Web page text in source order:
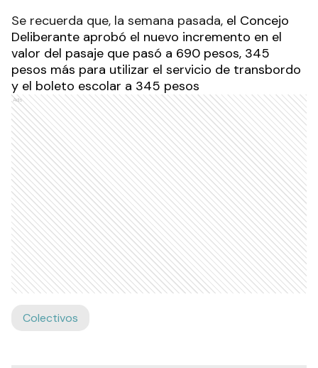
Se recuerda que, la semana pasada, el Concejo
Deliberante aprobó el nuevo incremento en el
valor del pasaje que pasó a 690 pesos, 345
pesos más para utilizar el servicio de transbordo
y el boleto escolar a 345 pesos
Ads
Colectivos